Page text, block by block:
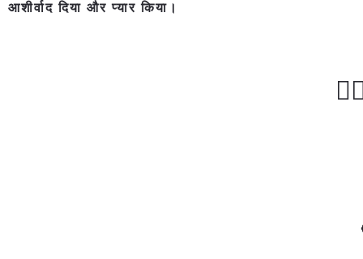
आशीर्वाद दिया और प्यार किया।